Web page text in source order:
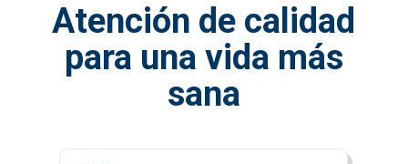
Atención de calidad
para una vida más
sana